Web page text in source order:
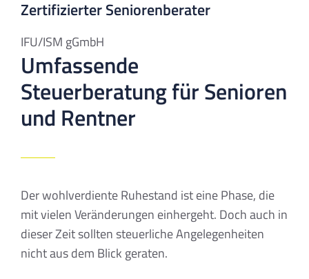
Zertifizierter Seniorenberater
IFU/ISM gGmbH
Umfassende
Steuerberatung für Senioren
und Rentner
Der wohlverdiente Ruhestand ist eine Phase, die
mit vielen Veränderungen einhergeht. Doch auch in
dieser Zeit sollten steuerliche Angelegenheiten
nicht aus dem Blick geraten.